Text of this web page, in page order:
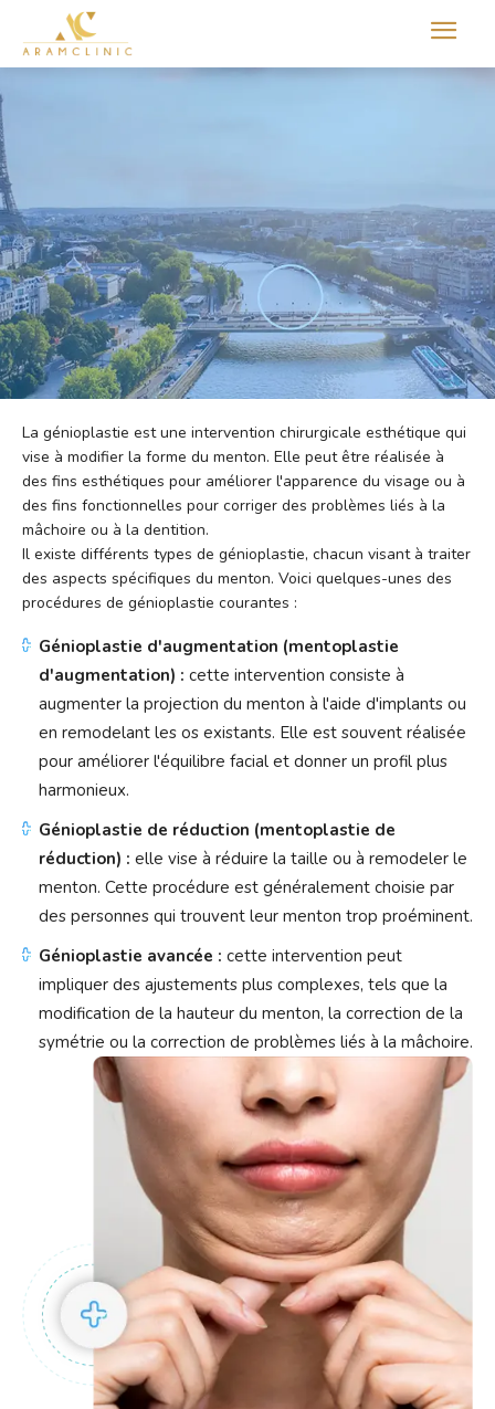
Aram international
La génioplastie est une intervention chirurgicale esthétique qui
vise à modifier la forme du menton. Elle peut être réalisée à
des fins esthétiques pour améliorer l'apparence du visage ou à
des fins fonctionnelles pour corriger des problèmes liés à la
mâchoire ou à la dentition.
Il existe différents types de génioplastie, chacun visant à traiter
des aspects spécifiques du menton. Voici quelques-unes des
procédures de génioplastie courantes :
Génioplastie d'augmentation (mentoplastie
d'augmentation) : cette intervention consiste à
augmenter la projection du menton à l'aide d'implants ou
en remodelant les os existants. Elle est souvent réalisée
pour améliorer l'équilibre facial et donner un profil plus
harmonieux.
Génioplastie de réduction (mentoplastie de
réduction) : elle vise à réduire la taille ou à remodeler le
menton. Cette procédure est généralement choisie par
des personnes qui trouvent leur menton trop proéminent.
Génioplastie avancée : cette intervention peut
impliquer des ajustements plus complexes, tels que la
modification de la hauteur du menton, la correction de la
symétrie ou la correction de problèmes liés à la mâchoire.